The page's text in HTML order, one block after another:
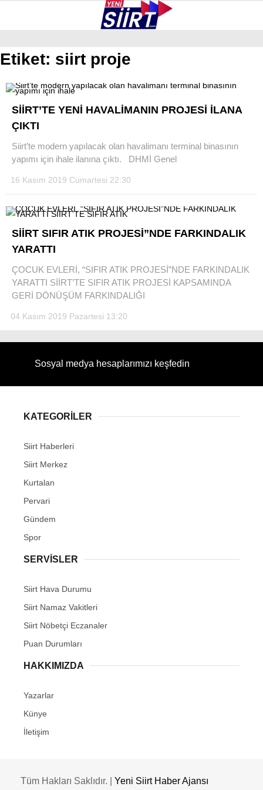
GALERİ VİDEO YAZARLAR
KURTALAN
ERUH
BAYKAN
PERVARI
TILLO
GÜNDEM
Etiket: siirt proje
SİİRT’TE YENİ HAVALİMANIN PROJESİ İLANA
ÇIKTI
Siirt’te modern yapılacak olan havalimanı terminal binasının
yapımı için ihale ilanına çıktı. DHMİ Genel
16 Kasım 2019 Cumartesi 22:30
SİİRT SIFIR ATIK PROJESİ”NDE FARKINDALIK
YARATTI
ÇOCUK EVLERİ, “SIFIR ATIK PROJESİ”NDE FARKINDALIK
YARATTI SİİRT’TE SIFIR ATIK PROJESİ KAPSAMINDA
GERİ DÖNÜŞÜM FARKINDALIĞI
04 Kasım 2019 Pazartesi 13:20
Sosyal medya hesaplarımızı keşfedin
KATEGORİLER
Siirt Haberleri
Siirt Merkez
Kurtalan
Pervari
Gündem
Spor
SERVİSLER
Siirt Hava Durumu
Siirt Namaz Vakitleri
Siirt Nöbetçi Eczanaler
Puan Durumları
HAKKIMIZDA
Yazarlar
Künye
İletişim
Tüm Hakları Saklıdır. | Yeni Siirt Haber Ajansı